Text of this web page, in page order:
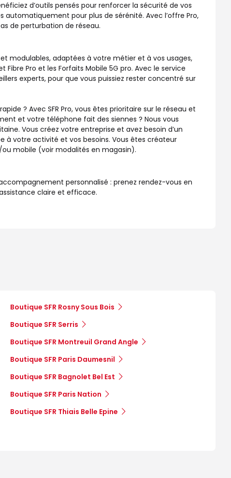
d’outils pensés pour renforcer la sécurité de vos
pour plus de sérénité. Avec l’offre Pro,
de perturbation de réseau.
modulables, adaptées à votre métier et à vos usages,
Pro et les Forfaits Mobile 5G pro. Avec le service
experts, pour que vous puissiez rester concentré sur
? Avec SFR Pro, vous êtes prioritaire sur le réseau et
et votre téléphone fait des siennes ? Nous vous
Vous créez votre entreprise et avez besoin d’un
à votre activité et vos besoins. Vous êtes créateur
mobile (voir modalités en magasin).
personnalisé : prenez rendez-vous en
claire et efficace.
Boutique SFR Rosny Sous Bois
Boutique SFR Serris
Boutique SFR Montreuil Grand Angle
Boutique SFR Paris Daumesnil
Boutique SFR Bagnolet Bel Est
Boutique SFR Paris Nation
Boutique SFR Thiais Belle Epine